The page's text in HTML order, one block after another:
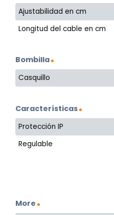
Ajustabilidad en cm
Longitud del cable en cm
Bombilla
Casquillo
Características
Protección IP
Regulable
More